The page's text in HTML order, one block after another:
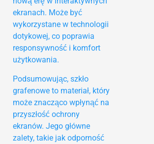
ekranach. Może być
wykorzystane w technologii
dotykowej, co poprawia
responsywność i komfort
użytkowania.
Podsumowując, szkło
grafenowe to materiał, który
może znacząco wpłynąć na
przyszłość ochrony
ekranów. Jego główne
zalety, takie jak odporność